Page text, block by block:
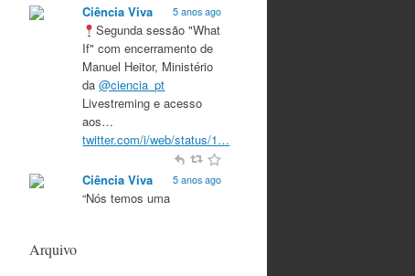
Ciência Viva 5 anos ago
Segunda sessão "What
If" com encerramento de
Manuel Heitor, Ministério
da@ciencia_pt
Livestreming e acesso
aos…
twitter.com/i/web/status/1…
Ciência Viva 5 anos ago
“Nós temos uma
Arquivo